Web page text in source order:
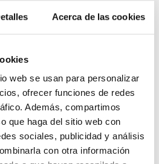
Acerca de las cookies
web se usan para personalizar
ofrecer funciones de redes
Además, compartimos
que haga del sitio web con
sociales, publicidad y análisis
con otra información
Pago seguro
24/72h
TIENDA FÍSICA